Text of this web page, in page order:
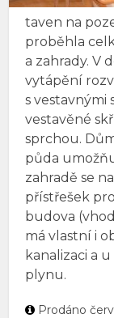
taven na
proběhla
a zahrady. V
vytápění
s vestavnými
vestavěné
sprchou.
půda
zahradě se
přístřešek
budova
má vlastní i
kanalizaci a
plynu.
Prodáno